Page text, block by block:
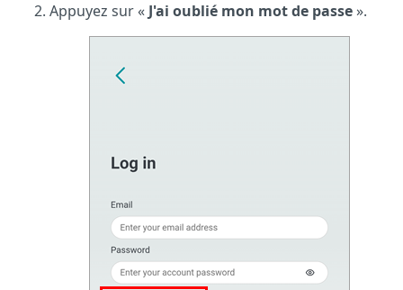
Appuyez sur « J'ai oublié mon mot de passe».